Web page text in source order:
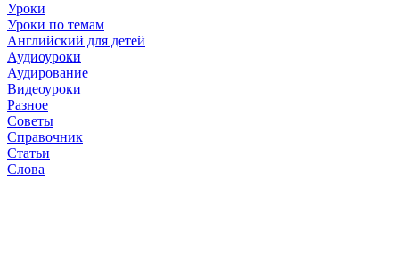
Уроки
Уроки по темам
Английский для детей
Аудиоуроки
Аудирование
Видеоуроки
Разное
Советы
Справочник
Статьи
Слова